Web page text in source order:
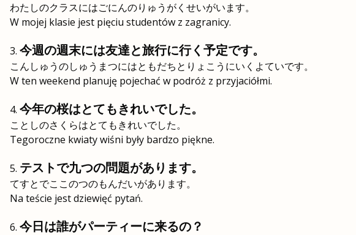
わたしのクラスにはごにんのりゅうがくせいがいます。
W mojej klasie jest pięciu studentów z zagranicy.
今週の週末には友達と旅行に行く予定です。
こんしゅうのしゅうまつにはともだちとりょこうにいくよていです。
W ten weekend planuję pojechać w podróż z przyjaciółmi.
今年の桜はとてもきれいでした。
ことしのさくらはとてもきれいでした。
Tegoroczne kwiaty wiśni były bardzo piękne.
テストで九つの問題があります。
てすとでここのつのもんだいがあります。
Na teście jest dziewięć pytań.
今日は誰がパーティーに来るの？